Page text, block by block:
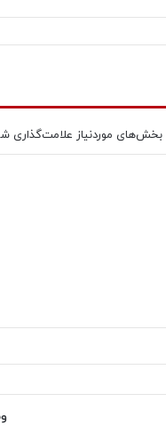
بخش‌های موردنیاز علامت‌گذاری